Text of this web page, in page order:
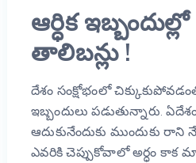
ఆర్ధిక ఇబ్బందుల్లో
తాలిబన్లు !
దేశం సంక్షోభంలో
ఇబ్బందులు పడుతున్నారు.
ఆదుకునేందుకు ముందుకు
ఎవరికి చెప్పుకోవాలో అర్ధం కాక